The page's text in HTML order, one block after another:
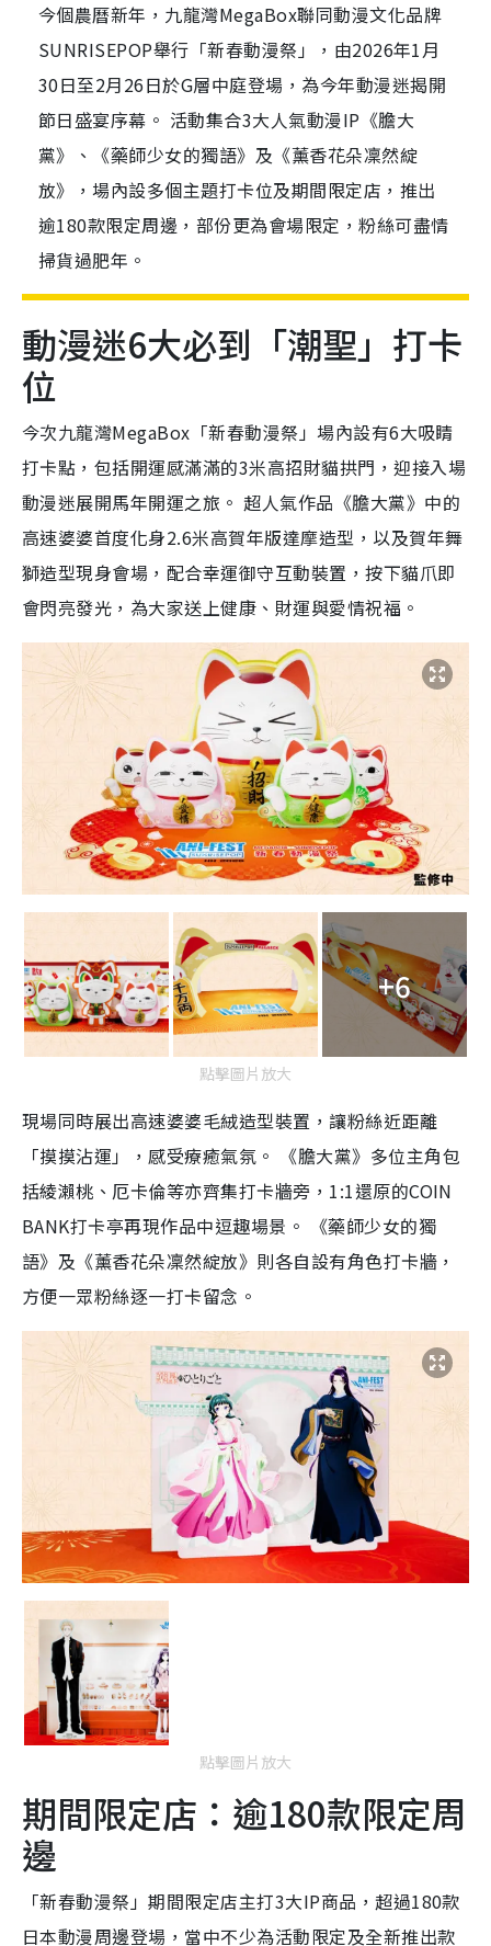
今個農曆新年，九龍灣MegaBox聯同動漫文化品牌
SUNRISEPOP舉行「新春動漫祭」，由2026年1月
30日至2月26日於G層中庭登場，為今年動漫迷揭開
節日盛宴序幕。 活動集合3大人氣動漫IP《膽大
黨》、《藥師少女的獨語》及《薰香花朵凜然綻
放》，場內設多個主題打卡位及期間限定店，推出
逾180款限定周邊，部份更為會場限定，粉絲可盡情
掃貨過肥年。
動漫迷6大必到「潮聖」打卡
位
今次九龍灣MegaBox「新春動漫祭」場內設有6大吸睛
打卡點，包括開運感滿滿的3米高招財貓拱門，迎接入場
動漫迷展開馬年開運之旅。 超人氣作品《膽大黨》中的
高速婆婆首度化身2.6米高賀年版達摩造型，以及賀年舞
獅造型現身會場，配合幸運御守互動裝置，按下貓爪即
會閃亮發光，為大家送上健康、財運與愛情祝福。
+6
點擊圖片放大
現場同時展出高速婆婆毛絨造型裝置，讓粉絲近距離
「摸摸沾運」，感受療癒氣氛。 《膽大黨》多位主角包
括綾瀨桃、厄卡倫等亦齊集打卡牆旁，1:1還原的COIN
BANK打卡亭再現作品中逗趣場景。 《藥師少女的獨
語》及《薰香花朵凜然綻放》則各自設有角色打卡牆，
方便一眾粉絲逐一打卡留念。
點擊圖片放大
期間限定店：逾180款限定周
邊
「新春動漫祭」期間限定店主打3大IP商品，超過180款
日本動漫周邊登場，當中不少為活動限定及全新推出款